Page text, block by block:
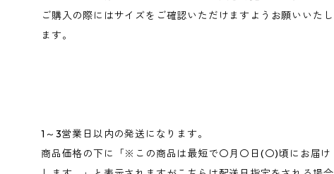
ご購入の際にはサイズをご確認いただけますようお願いいたし
ます。
1～3営業日以内の発送になります。
商品価格の下に「※この商品は最短で〇月〇日(〇)頃にお届け